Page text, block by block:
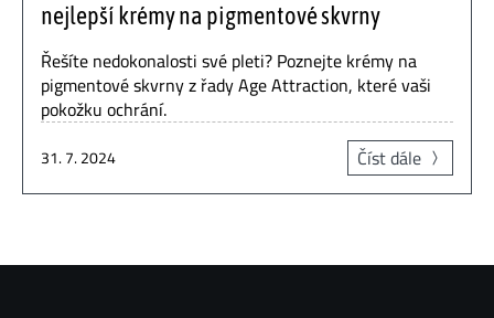
nejlepší krémy na pigmentové skvrny
Řešíte nedokonalosti své pleti? Poznejte krémy na
pigmentové skvrny z řady Age Attraction, které vaši
pokožku ochrání.
31. 7. 2024 Číst dále